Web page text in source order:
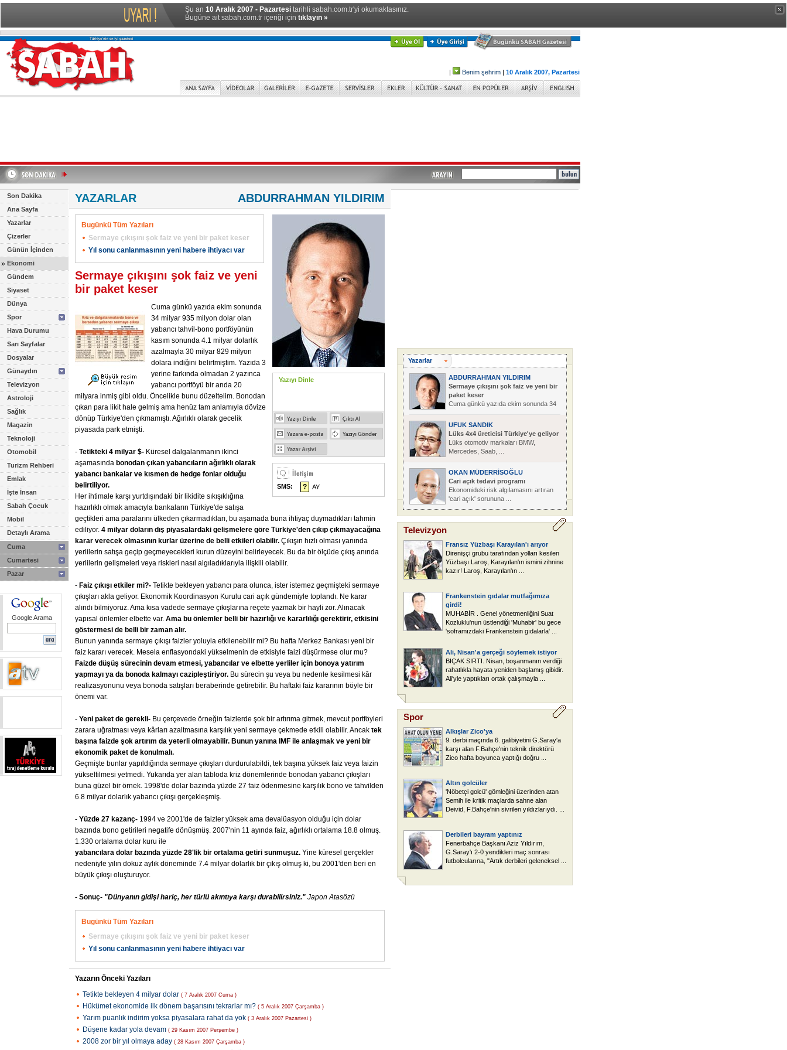
Şu an 10 Aralık 2007 - Pazartesi tarihli sabah.com.tr'yi okumaktasınız.
Bugüne ait sabah.com.tr içeriği için tıklayın »
| Benim şehrim | 10 Aralık 2007, Pazartesi
Son Dakika
Ana Sayfa
Yazarlar
Çizerler
Günün İçinden
» Ekonomi
Gündem
Siyaset
Dünya
Spor
Hava Durumu
Sarı Sayfalar
Dosyalar
Günaydın
Televizyon
Astroloji
Sağlık
Magazin
Teknoloji
Otomobil
Turizm Rehberi
Emlak
İşte İnsan
Sabah Çocuk
Mobil
Detaylı Arama
Cuma
Cumartesi
Pazar
Google Arama
YAZARLAR ABDURRAHMAN YILDIRIM
Yazıyı Dinle
SMS: ? AY
Bugünkü Tüm Yazıları
Sermaye çıkışını şok faiz ve yeni bir paket keser
Yıl sonu canlanmasının yeni habere ihtiyacı var
Sermaye çıkışını şok faiz ve yeni
bir paket keser
Cuma günkü yazıda ekim sonunda
34 milyar 935 milyon dolar olan
yabancı tahvil-bono portföyünün
kasım sonunda 4.1 milyar dolarlık
azalmayla 30 milyar 829 milyon
dolara indiğini belirtmiştim. Yazıda 3
yerine farkında olmadan 2 yazınca
yabancı portföyü bir anda 20
milyara inmiş gibi oldu. Öncelikle bunu düzeltelim. Bonodan
çıkan para likit hale gelmiş ama henüz tam anlamıyla dövize
dönüp Türkiye'den çıkmamıştı. Ağırlıklı olarak gecelik
piyasada park etmişti.
- Tetikteki 4 milyar $- Küresel dalgalanmanın ikinci
aşamasında bonodan çıkan yabancıların ağırlıklı olarak
yabancı bankalar ve kısmen de hedge fonlar olduğu
belirtiliyor.
Her ihtimale karşı yurtdışındaki bir likidite sıkışıklığına
hazırlıklı olmak amacıyla bankaların Türkiye'de satışa
geçtikleri ama paralarını ülkeden çıkarmadıkları, bu aşamada buna ihtiyaç duymadıkları tahmin
ediliyor. 4 milyar doların dış piyasalardaki gelişmelere göre Türkiye'den çıkıp çıkmayacağına
karar verecek olmasının kurlar üzerine de belli etkileri olabilir. Çıkışın hızlı olması yanında
yerlilerin satışa geçip geçmeyecekleri kurun düzeyini belirleyecek. Bu da bir ölçüde çıkış anında
yerlilerin gelişmeleri veya riskleri nasıl algıladıklarıyla ilişkili olabilir.
- Faiz çıkışı etkiler mi?- Tetikte bekleyen yabancı para olunca, ister istemez geçmişteki sermaye
çıkışları akla geliyor. Ekonomik Koordinasyon Kurulu cari açık gündemiyle toplandı. Ne karar
alındı bilmiyoruz. Ama kısa vadede sermaye çıkışlarına reçete yazmak bir hayli zor. Alınacak
yapısal önlemler elbette var. Ama bu önlemler belli bir hazırlığı ve kararlılığı gerektirir, etkisini
göstermesi de belli bir zaman alır.
Bunun yanında sermaye çıkışı faizler yoluyla etkilenebilir mi? Bu hafta Merkez Bankası yeni bir
faiz kararı verecek. Mesela enflasyondaki yükselmenin de etkisiyle faizi düşürmese olur mu?
Faizde düşüş sürecinin devam etmesi, yabancılar ve elbette yerliler için bonoya yatırım
yapmayı ya da bonoda kalmayı cazipleştiriyor. Bu sürecin şu veya bu nedenle kesilmesi kâr
realizasyonunu veya bonoda satışları beraberinde getirebilir. Bu haftaki faiz kararının böyle bir
önemi var.
- Yeni paket de gerekli- Bu çerçevede örneğin faizlerde şok bir artırıma gitmek, mevcut portföyleri
zarara uğratması veya kârları azaltmasına karşılık yeni sermaye çekmede etkili olabilir. Ancak tek
başına faizde şok artırım da yeterli olmayabilir. Bunun yanına IMF ile anlaşmak ve yeni bir
ekonomik paket de konulmalı.
Geçmişte bunlar yapıldığında sermaye çıkışları durdurulabildi, tek başına yüksek faiz veya faizin
yükseltilmesi yetmedi. Yukarıda yer alan tabloda kriz dönemlerinde bonodan yabancı çıkışları
buna güzel bir örnek. 1998'de dolar bazında yüzde 27 faiz ödenmesine karşılık bono ve tahvilden
6.8 milyar dolarlık yabancı çıkışı gerçekleşmiş.
- Yüzde 27 kazanç- 1994 ve 2001'de de faizler yüksek ama devalüasyon olduğu için dolar
bazında bono getirileri negatife dönüşmüş. 2007'nin 11 ayında faiz, ağırlıklı ortalama 18.8 olmuş.
1.330 ortalama dolar kuru ile
yabancılara dolar bazında yüzde 28'lik bir ortalama getiri sunmuşuz. Yine küresel gerçekler
nedeniyle yılın dokuz aylık döneminde 7.4 milyar dolarlık bir çıkış olmuş ki, bu 2001'den beri en
büyük çıkışı oluşturuyor.
- Sonuç- "Dünyanın gidişi hariç, her türlü akıntıya karşı durabilirsiniz." Japon Atasözü
Bugünkü Tüm Yazıları
Sermaye çıkışını şok faiz ve yeni bir paket keser
Yıl sonu canlanmasının yeni habere ihtiyacı var
Yazarın Önceki Yazıları
Tetikte bekleyen 4 milyar dolar ( 7 Aralık 2007 Cuma )
Hükümet ekonomide ilk dönem başarısını tekrarlar mı? ( 5 Aralık 2007 Çarşamba )
Yarım puanlık indirim yoksa piyasalara rahat da yok ( 3 Aralık 2007 Pazartesi )
Düşene kadar yola devam ( 29 Kasım 2007 Perşembe )
2008 zor bir yıl olmaya aday ( 28 Kasım 2007 Çarşamba )
Yazarlar
ABDURRAHMAN YILDIRIM
Sermaye çıkışını şok faiz ve yeni bir
paket keser
Cuma günkü yazıda ekim sonunda 34
UFUK SANDIK
Lüks 4x4 üreticisi Türkiye'ye geliyor
Lüks otomotiv markaları BMW,
Mercedes, Saab, ...
OKAN MÜDERRİSOĞLU
Cari açık tedavi programı
Ekonomideki risk algılamasını artıran
'cari açık' sorununa ...
Televizyon
Fransız Yüzbaşı Karayılan'ı arıyor
Direnişçi grubu tarafından yolları kesilen
Yüzbaşı Laroş, Karayılan'ın ismini zihnine
kazır! Laroş, Karayılan'ın ...
Frankenstein gıdalar mutfağımıza
girdi!
MUHABİR . Genel yönetmenliğini Suat
Kozluklu'nun üstlendiği 'Muhabir' bu gece
'soframızdaki Frankenstein gıdalarla' ...
Ali, Nisan'a gerçeği söylemek istiyor
BIÇAK SIRTI. Nisan, boşanmanın verdiği
rahatlıkla hayata yeniden başlamış gibidir.
Ali'yle yaptıkları ortak çalışmayla ...
Spor
Alkışlar Zico'ya
9. derbi maçında 6. galibiyetini G.Saray'a
karşı alan F.Bahçe'nin teknik direktörü
Zico hafta boyunca yaptığı doğru ...
Altın golcüler
'Nöbetçi golcü' gömleğini üzerinden atan
Semih ile kritik maçlarda sahne alan
Deivid, F.Bahçe'nin sivrilen yıldızlarıydı. ...
Derbileri bayram yaptınız
Fenerbahçe Başkanı Aziz Yıldırım,
G.Saray'ı 2-0 yendikleri maç sonrası
futbolcularına, "Artık derbileri geleneksel ...